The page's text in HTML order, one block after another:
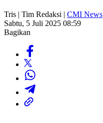
Tris | Tim Redaksi | CMI News
Sabtu, 5 Juli 2025 08:59
Bagikan